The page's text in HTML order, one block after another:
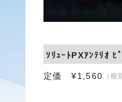
ｿﾘｭｰﾄPXｱﾝﾃﾘｵ
定価 ¥1,560 （税